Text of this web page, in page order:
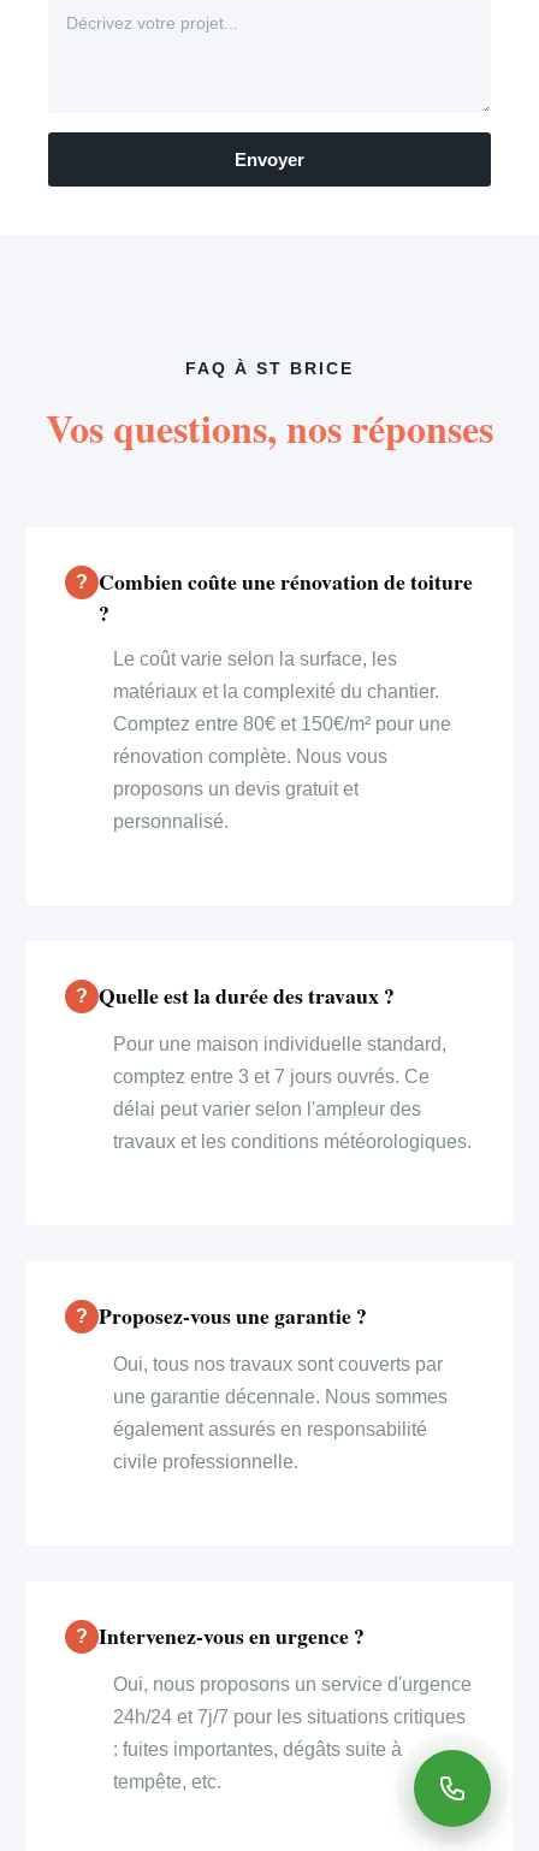
Envoyer
FAQ À ST BRICE
Vos questions, nos réponses
Combien coûte une rénovation de toiture
?
Le coût varie selon la surface, les
matériaux et la complexité du chantier.
Comptez entre 80€ et 150€/m² pour une
rénovation complète. Nous vous
proposons un devis gratuit et
personnalisé.
Quelle est la durée des travaux ?
Pour une maison individuelle standard,
comptez entre 3 et 7 jours ouvrés. Ce
délai peut varier selon l'ampleur des
travaux et les conditions météorologiques.
Proposez-vous une garantie ?
Oui, tous nos travaux sont couverts par
une garantie décennale. Nous sommes
également assurés en responsabilité
civile professionnelle.
Intervenez-vous en urgence ?
Oui, nous proposons un service d'urgence
24h/24 et 7j/7 pour les situations critiques
: fuites importantes, dégâts suite à
tempête, etc.